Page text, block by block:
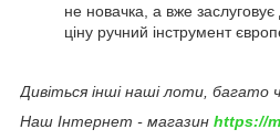
не новачка, а вже заслуговує
ціну ручний інструмент
Дивіться інші наші лоти, багато
Наш Інтернет - магазин https://